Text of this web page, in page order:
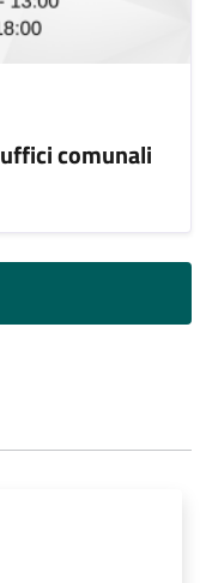
comunali